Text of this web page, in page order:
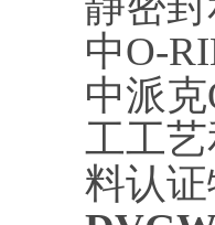
中O-
中派
工工
料认